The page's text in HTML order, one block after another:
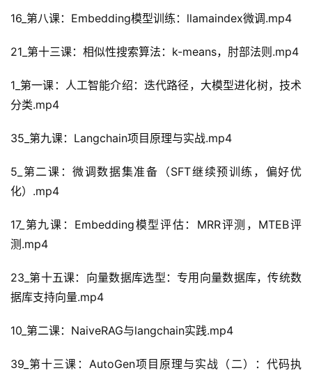
16_第八课：Embedding模型训练：llamaindex微调.mp4
21_第十三课：相似性搜索算法：k-means，肘部法则.mp4
1_第一课：人工智能介绍：迭代路径，大模型进化树，技术
分类.mp4
35_第九课：Langchain项目原理与实战.mp4
5_第二课：微调数据集准备（SFT继续预训练，偏好优
化）.mp4
17_第九课：Embedding模型评估：MRR评测，MTEB评
测.mp4
23_第十五课：向量数据库选型：专用向量数据库，传统数
据库支持向量.mp4
10_第二课：NaiveRAG与langchain实践.mp4
39_第十三课：AutoGen项目原理与实战（二）：代码执